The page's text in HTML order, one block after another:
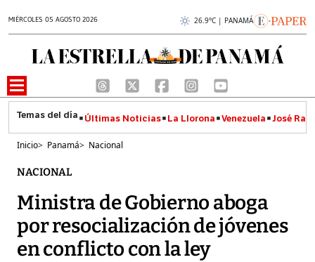
MIÉRCOLES 05 AGOSTO 2026 26.9°C | PANAMÁ
Últimas Noticias La Llorona Venezuela José
Inicio> Panamá> Nacional
NACIONAL
Ministra de Gobierno aboga
por resocialización de jóvenes
en conflicto con la ley